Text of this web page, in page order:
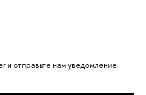
и отправьте нам уведомление.